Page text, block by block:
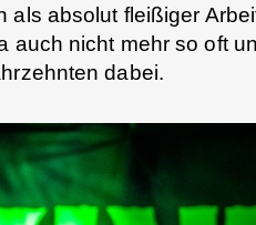
als absolut fleißiger
auch nicht mehr so oft
dabei.